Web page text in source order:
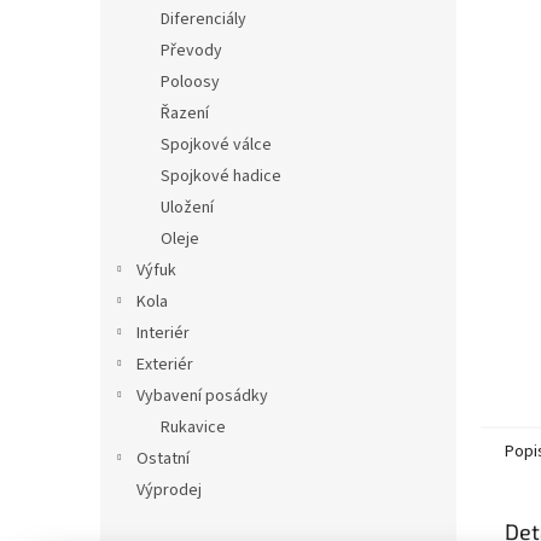
Diferenciály
Převody
Poloosy
Řazení
Spojkové válce
Spojkové hadice
Uložení
Oleje
Výfuk
Kola
Interiér
Exteriér
Vybavení posádky
Rukavice
Ostatní
Výprodej